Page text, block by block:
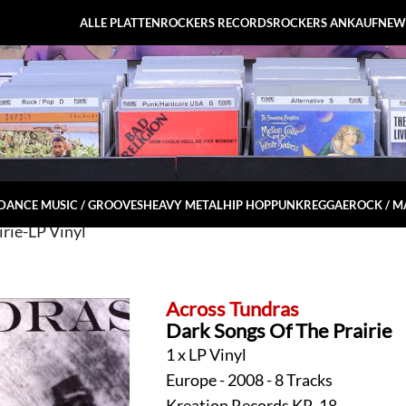
ALLE PLATTENROCKERS RECORDSROCKERS ANKAUF
MUSIC / GROOVESHEAVY METALHIP HOPPUNKREGGAEROCK /
LP Vinyl
Across Tundras
Dark Songs Of The Prairie
1 x LP Vinyl
Europe - 2008 - 8 Tracks